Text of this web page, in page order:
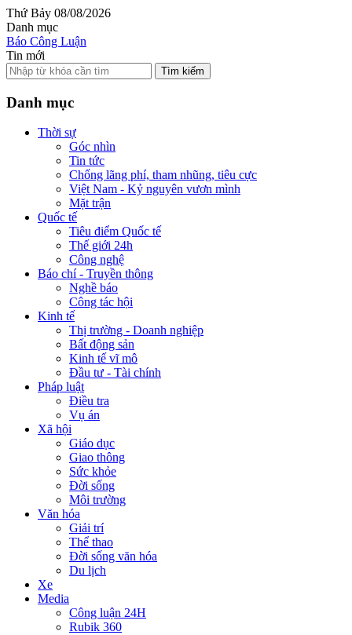
Thứ Bảy 08/08/2026
Danh mục
Báo Công Luận
Tin mới
Tìm kiếm
Danh mục
Thời sự
Góc nhìn
Tin tức
Chống lãng phí, tham nhũng, tiêu cực
Việt Nam - Kỷ nguyên vươn mình
Mặt trận
Quốc tế
Tiêu điểm Quốc tế
Thế giới 24h
Công nghệ
Báo chí - Truyền thông
Nghề báo
Công tác hội
Kinh tế
Thị trường - Doanh nghiệp
Bất động sản
Kinh tế vĩ mô
Đầu tư - Tài chính
Pháp luật
Điều tra
Vụ án
Xã hội
Giáo dục
Giao thông
Sức khỏe
Đời sống
Môi trường
Văn hóa
Giải trí
Thể thao
Đời sống văn hóa
Du lịch
Xe
Media
Công luận 24H
Rubik 360